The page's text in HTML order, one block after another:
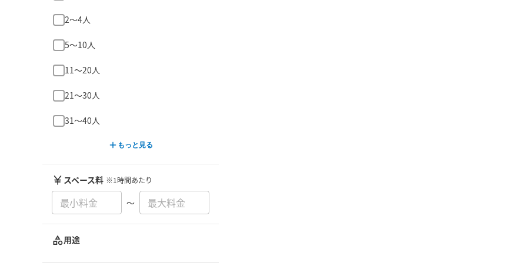
2〜4人
5〜10人
11〜20人
21〜30人
31〜40人
もっと見る
スペース料 ※1時間あたり
〜
用途